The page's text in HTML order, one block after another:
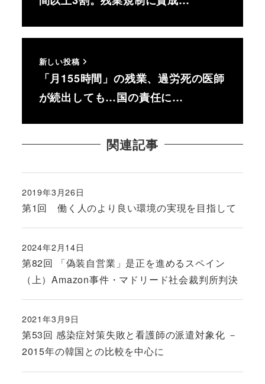
新しい投稿
「月155時間」の残業、過労死の医師
が続出しても…国の責任に…
関連記事
第1回 働く人のより良い環境の実現を目指して
投稿日
2019年3月26日
第82回 「偽装自営業」是正を進めるスペイン
（上）Amazon事件・マドリード社会裁判所判決
投稿日
2024年2月14日
第53回 感染症対策失敗と看護師の派遣対象化 －
2015年の韓国との比較を中心に
投稿日
2021年3月9日